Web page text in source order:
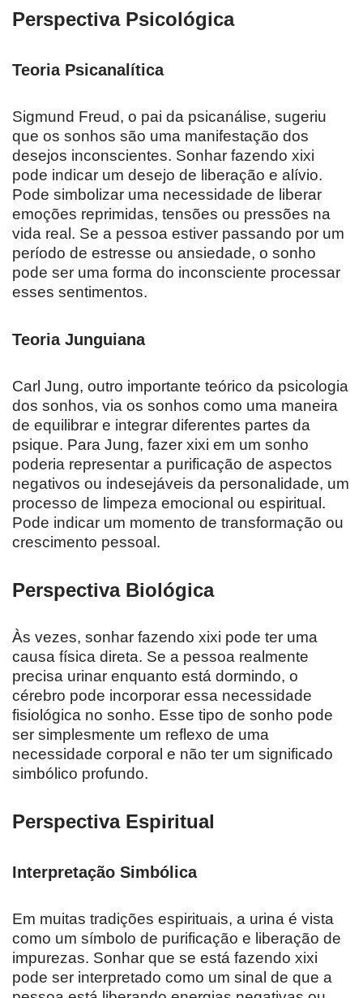
Perspectiva Psicológica
Teoria Psicanalítica
Sigmund Freud, o pai da psicanálise, sugeriu
que os sonhos são uma manifestação dos
desejos inconscientes. Sonhar fazendo xixi
pode indicar um desejo de liberação e alívio.
Pode simbolizar uma necessidade de liberar
emoções reprimidas, tensões ou pressões na
vida real. Se a pessoa estiver passando por um
período de estresse ou ansiedade, o sonho
pode ser uma forma do inconsciente processar
esses sentimentos.
Teoria Junguiana
Carl Jung, outro importante teórico da psicologia
dos sonhos, via os sonhos como uma maneira
de equilibrar e integrar diferentes partes da
psique. Para Jung, fazer xixi em um sonho
poderia representar a purificação de aspectos
negativos ou indesejáveis da personalidade, um
processo de limpeza emocional ou espiritual.
Pode indicar um momento de transformação ou
crescimento pessoal.
Perspectiva Biológica
Às vezes, sonhar fazendo xixi pode ter uma
causa física direta. Se a pessoa realmente
precisa urinar enquanto está dormindo, o
cérebro pode incorporar essa necessidade
fisiológica no sonho. Esse tipo de sonho pode
ser simplesmente um reflexo de uma
necessidade corporal e não ter um significado
simbólico profundo.
Perspectiva Espiritual
Interpretação Simbólica
Em muitas tradições espirituais, a urina é vista
como um símbolo de purificação e liberação de
impurezas. Sonhar que se está fazendo xixi
pode ser interpretado como um sinal de que a